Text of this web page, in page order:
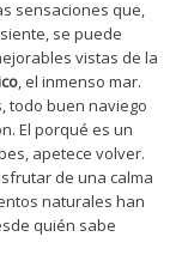
sensaciones que,
se puede
vistas de la
, el inmenso mar.
todo buen naviego
El porqué es un
apetece volver.
de una calma
naturales han
quién sabe